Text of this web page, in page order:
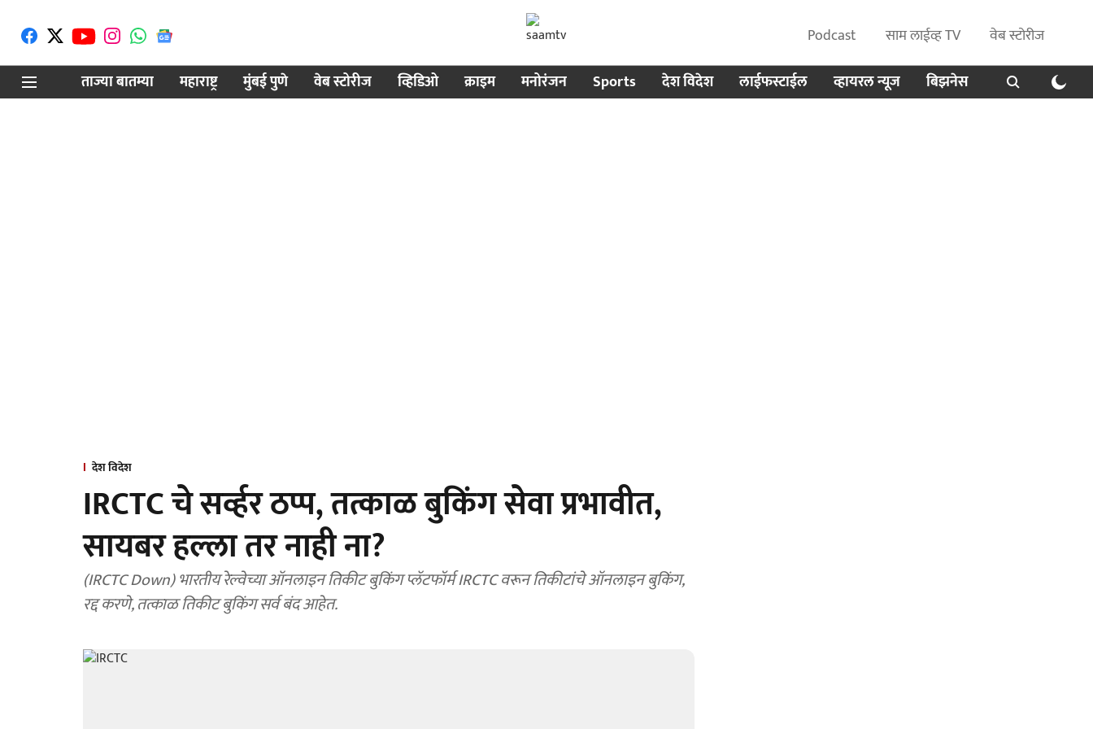
Podcast साम लाईव्ह TV
वेब स्टोरीज
ताज्या बातम्या
महाराष्ट्र मुंबई पुणे वेब स्टोरीज व्हिडिओ क्राइम मनोरंजन Sports देश विदेश लाईफस्टाईल व्हायरल न्यूज बिझनेस
देश विदेश
IRCTC चे सर्व्हर ठप्प, तत्काळ बुकिंग सेवा प्रभावीत,
सायबर हल्ला तर नाही ना?
(IRCTC Down) भारतीय रेल्वेच्या ऑनलाइन तिकीट बुकिंग प्लॅटफॉर्म IRCTC वरून तिकीटांचे ऑनलाइन बुकिंग,
रद्द करणे, तत्काळ तिकीट बुकिंग सर्व बंद आहेत.